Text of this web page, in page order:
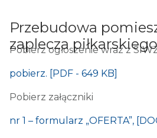
Przebudowa
zaplecza
Pobierz ogłoszenie wraz z
pobierz. [PDF - 649 KB]
Pobierz załączniki
nr 1 – formularz „OFERTA”,